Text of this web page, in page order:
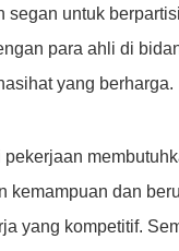
segan untuk
para ahli di
yang berharga.
kemampuan dan
yang kompetitif.